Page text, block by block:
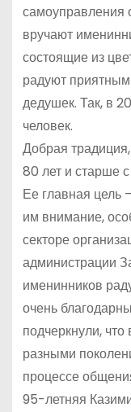
самоуправления
вручают
состоящие из
радуют
дедушек. Так, в
человек.
Добрая
80 лет и старше
Ее главная цель
им внимание,
секторе
администрации
именинников
очень
подчеркнули,
разными
процессе
95-летняя